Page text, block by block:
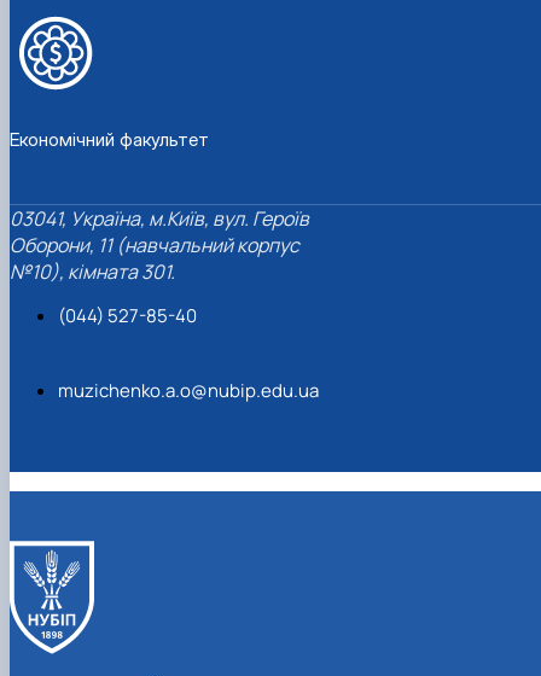
Економічний факультет
03041, Україна, м.Київ, вул. Героїв
Оборони, 11 (навчальний корпус
№10), кімната 301.
(044) 527-85-40
muzichenko.a.o@nubip.edu.ua